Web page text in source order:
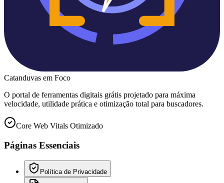
Catanduvas em Foco
O portal de ferramentas digitais grátis projetado para máxima
velocidade, utilidade prática e otimização total para buscadores.
Core Web Vitals Otimizado
Páginas Essenciais
Política de Privacidade